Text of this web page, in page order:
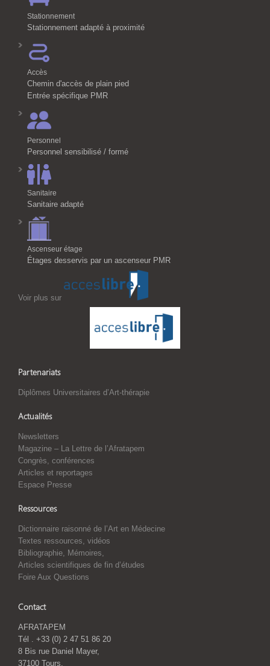
Stationnement
Stationnement adapté à proximité
Accès
Chemin d'accès de plain pied
Entrée spécifique PMR
Personnel
Personnel sensibilisé / formé
Sanitaire
Sanitaire adapté
Ascenseur étage
Étages desservis par un ascenseur PMR
Voir plus sur
Partenariats
Diplômes Universitaires d’Art-thérapie
Actualités
Newsletters
Magazine – La Lettre de l’Afratapem
Congrès, conférences
Articles et reportages
Espace Presse
Ressources
Dictionnaire raisonné de l’Art en Médecine
Textes ressources, vidéos
Bibliographie, Mémoires,
Articles scientifiques de fin d’études
Foire Aux Questions
Contact
AFRATAPEM
Tél . +33 (0) 2 47 51 86 20
8 Bis rue Daniel Mayer,
37100 Tours.